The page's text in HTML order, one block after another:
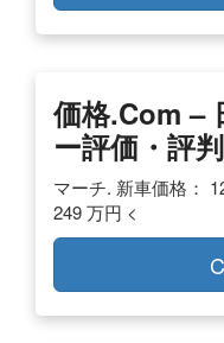
価格.com –
ー評価・評判
マーチ. 新車価格：
249 万円 <